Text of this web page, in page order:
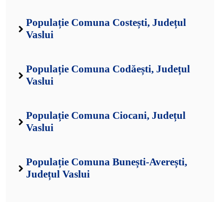
Populație Comuna Costești, Județul
Vaslui
Populație Comuna Codăești, Județul
Vaslui
Populație Comuna Ciocani, Județul
Vaslui
Populație Comuna Bunești-Averești,
Județul Vaslui